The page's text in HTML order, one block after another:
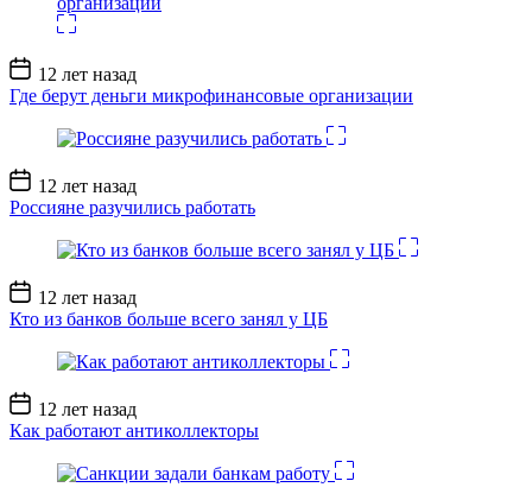
Дата
записи
12 лет назад
Где берут деньги микрофинансовые организации
Дата
записи
12 лет назад
Россияне разучились работать
Дата
записи
12 лет назад
Кто из банков больше всего занял у ЦБ
Дата
записи
12 лет назад
Как работают антиколлекторы